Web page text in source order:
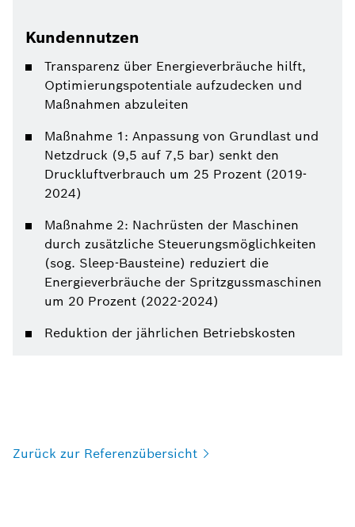
Kundennutzen
Transparenz über Energieverbräuche hilft,
Optimierungspotentiale aufzudecken und
Maßnahmen abzuleiten
Maßnahme 1: Anpassung von Grundlast und
Netzdruck (9,5 auf 7,5 bar) senkt den
Druckluftverbrauch um 25 Prozent (2019-
2024)
Maßnahme 2: Nachrüsten der Maschinen
durch zusätzliche Steuerungsmöglichkeiten
(sog. Sleep-Bausteine) reduziert die
Energieverbräuche der Spritzgussmaschinen
um 20 Prozent (2022-2024)
Reduktion der jährlichen Betriebskosten
Zurück zur Referenzübersicht